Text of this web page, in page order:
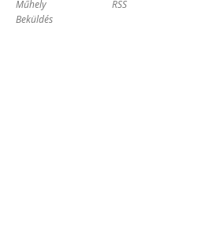
Műhely
Beküldés
RSS